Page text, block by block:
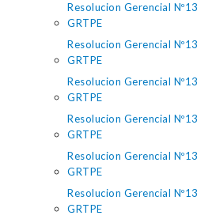
Resolucion Gerencial
GRTPE
Resolucion Gerencial
GRTPE
Resolucion Gerencial
GRTPE
Resolucion Gerencial
GRTPE
Resolucion Gerencial
GRTPE
Resolucion Gerencial
GRTPE